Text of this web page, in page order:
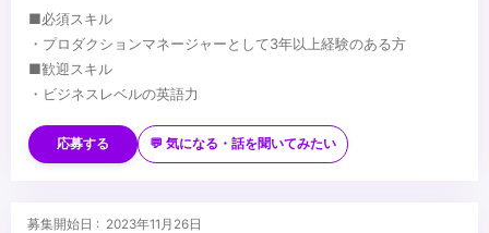
■必須スキル
・プロダクションマネージャーとして3年以上経験のある方
■歓迎スキル
・ビジネスレベルの英語力
応募する 💬 気になる・話を聞いてみたい
募集開始日 : 2023年11月26日